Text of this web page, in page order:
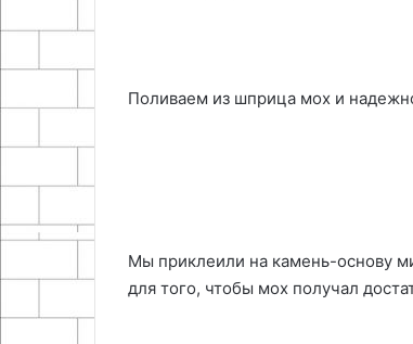
Поливаем из шприца мох и
Мы приклеили на камень-основу
для того, чтобы мох получал